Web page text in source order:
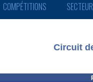
COMPÉTITIONS
Circuit